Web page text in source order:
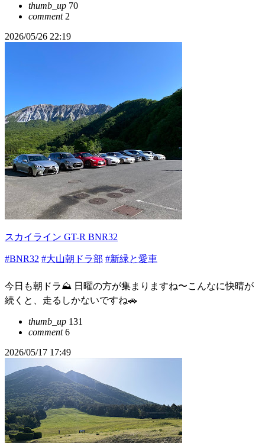
thumb_up 70
comment2
2026/05/26 22:19
スカイライン GT-R BNR32
#BNR32 #大山朝ドラ部 #新緑と愛車
今日も朝ドラ⛰️ 日曜の方が集まりますね〜こんなに快晴が
続くと、走るしかないですね🚗
thumb_up 131
comment6
2026/05/17 17:49